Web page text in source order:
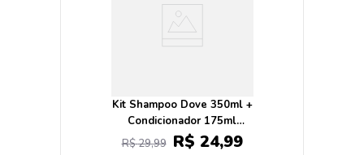
Kit Shampoo Dove 350ml +
Condicionador 175ml
Cachos Ativos + Biotina
R$29,99 R$ 24,99